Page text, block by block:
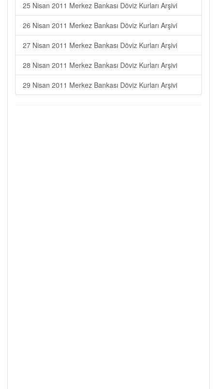
25 Nisan 2011 Merkez Bankası Döviz Kurları Arşivi
26 Nisan 2011 Merkez Bankası Döviz Kurları Arşivi
27 Nisan 2011 Merkez Bankası Döviz Kurları Arşivi
28 Nisan 2011 Merkez Bankası Döviz Kurları Arşivi
29 Nisan 2011 Merkez Bankası Döviz Kurları Arşivi